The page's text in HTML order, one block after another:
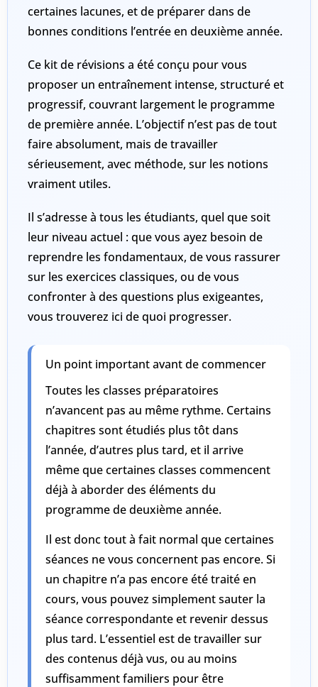
certaines lacunes, et de préparer dans de
bonnes conditions l’entrée en deuxième année.
Ce kit de révisions a été conçu pour vous
proposer un entraînement intense, structuré et
progressif, couvrant largement le programme
de première année. L’objectif n’est pas de tout
faire absolument, mais de travailler
sérieusement, avec méthode, sur les notions
vraiment utiles.
Il s’adresse à tous les étudiants, quel que soit
leur niveau actuel : que vous ayez besoin de
reprendre les fondamentaux, de vous rassurer
sur les exercices classiques, ou de vous
confronter à des questions plus exigeantes,
vous trouverez ici de quoi progresser.
Un point important avant de commencer
Toutes les classes préparatoires
n’avancent pas au même rythme. Certains
chapitres sont étudiés plus tôt dans
l’année, d’autres plus tard, et il arrive
même que certaines classes commencent
déjà à aborder des éléments du
programme de deuxième année.
Il est donc tout à fait normal quecertaines
séances ne vous concernent pas encore. Si
un chapitre n’a pas encore été traité en
cours, vous pouvez simplementsauter la
séance correspondanteet revenir dessus
plus tard. L’essentiel est de travailler sur
des contenus déjà vus, ou au moins
suffisamment familiers pour être